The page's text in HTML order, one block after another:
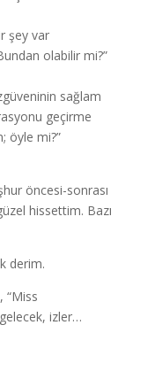
şey var
olabilir mi?”
sağlam
geçirme
öyle mi?”
öncesi-sonrası
hissettim. Bazı
derim.
“Miss
izler…